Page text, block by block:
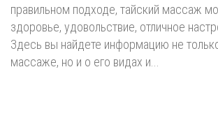
правильном подходе, тайский массаж
здоровье, удовольствие, отличное
Здесь вы найдете информацию не
массаже, но и о его видах и...